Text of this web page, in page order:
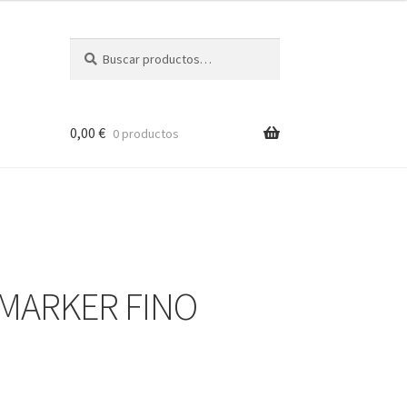
por:
0,00 € 0 productos
FINO